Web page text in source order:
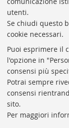
utenti.
Se chiudi questo
cookie necessari.
Puoi esprimere il
l'opzione in
consensi più
Potrai sempre
consensi
sito.
Per maggiori
Responsabile
Coordinatrice
Archivio storico
Via Zamboni, 33 -
Dove siamo